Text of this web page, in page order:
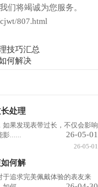
们将竭诚为您服务。
807.html
技巧汇总
何解决
处理
如果发现表带过长，不仅会影响
......
26-05-01
26-05-01
何解
于追求完美佩戴体验的表友来